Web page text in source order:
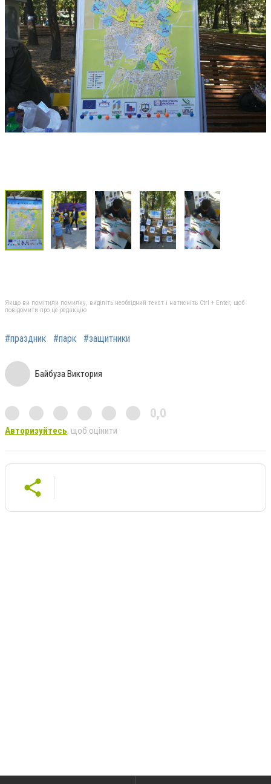
Якщо ви помітили помилку, виділіть необхідний текст і натисніть Ctrl + Enter, щоб
повідомити про це редакцію
#праздник #парк #защитники
Байбуза Виктория
0,0
Авторизуйтесь, щоб оцінити